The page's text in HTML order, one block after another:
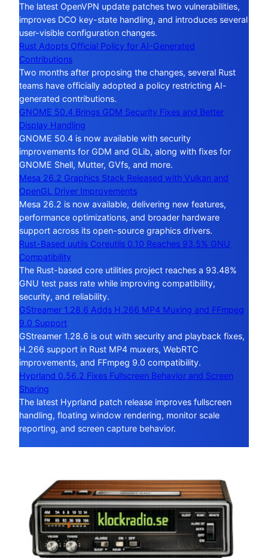
The latest OpenVPN update patches two vulnerabilities,
improves DCO key-state handling, and introduces several
user-visible configuration changes.
Rust Adopts Official Policy for AI-Generated
Contributions
Two months after proposing the changes, several Rust
teams have officially adopted a policy restricting AI-
generated contributions.
GNOME 50.4 Brings GDM Security Fixes and Better
Display Handling
GNOME 50.4 is now available with security
improvements for GDM and GLib, along with fixes for
GNOME Shell, Mutter, GVfs, and more.
Mesa 26.2 Graphics Stack Released with Vulkan and
OpenGL Driver Improvements
Mesa 26.2 is now available, delivering new features,
performance optimizations, and broader hardware
support across its open-source graphics drivers.
Rust-Based uutils Coreutils 0.10 Reaches 93.5% GNU
Compatibility
The Rust-based core utilities project reaches a 93.48%
GNU test pass rate while improving compatibility,
security, and reliability.
GStreamer 1.28.6 Adds H.266 MP4 Muxing and FFmpeg
9.0 Support
GStreamer 1.28.6 is out with security and playback fixes,
H.266 support in Rust MP4 muxers, WebRTC
improvements, and FFmpeg 9.0 compatibility.
Hyprland 0.56.2 Fixes Fullscreen Behavior and Screen
Sharing
The latest Hyprland patch release improves fullscreen
handling, floating window rendering, monitor scale
reporting, and screen capture behavior.